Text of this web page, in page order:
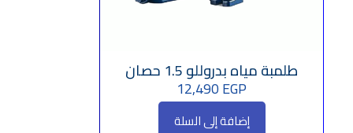
طلمبة مياه بدروللو 1.5 حصان
12,490EGP
إضافة إلى السلة